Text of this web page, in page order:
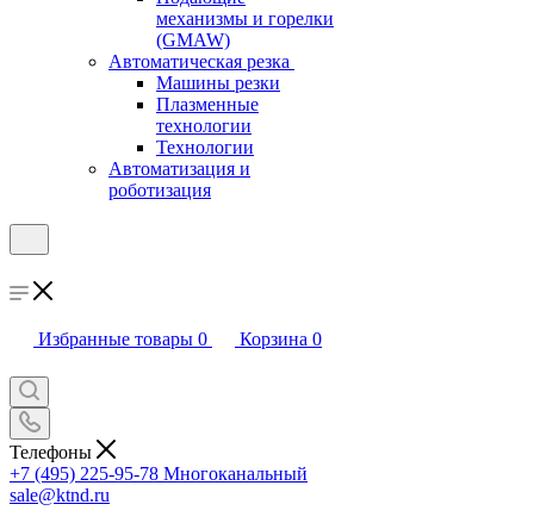
механизмы и горелки
(GMAW)
Автоматическая резка
Машины резки
Плазменные
технологии
Технологии
Автоматизация и
роботизация
Избранные товары 0 Корзина 0
Телефоны
+7 (495) 225-95-78 Многоканальный
sale@ktnd.ru